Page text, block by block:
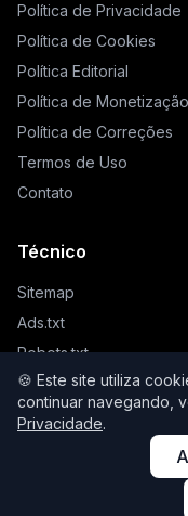
🍪 Este site utiliza
continuar navegando,
Privacidade.
Política de Privacidade
Política de Cookies
Política Editorial
Política de Monetização
Política de Correções
Termos de Uso
Contato
Técnico
Sitemap
Ads.txt
Robots.txt
Llms.txt
© 2026